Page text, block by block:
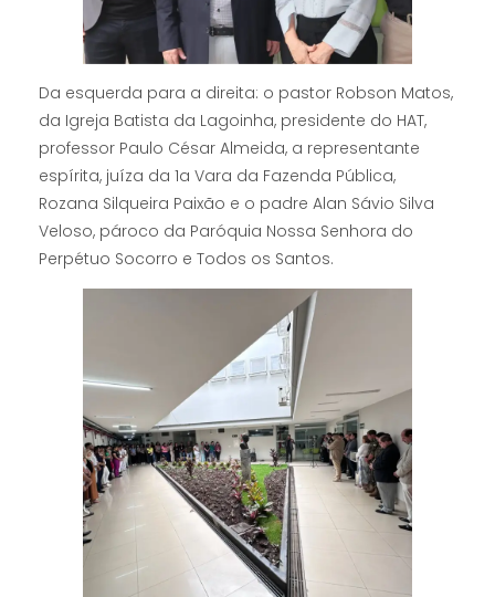
Da esquerda para a direita: o pastor Robson Matos,
da Igreja Batista da Lagoinha, presidente do HAT,
professor Paulo César Almeida, a representante
espírita, juíza da 1a Vara da Fazenda Pública,
Rozana Silqueira Paixão e o padre Alan Sávio Silva
Veloso, pároco da Paróquia Nossa Senhora do
Perpétuo Socorro e Todos os Santos.